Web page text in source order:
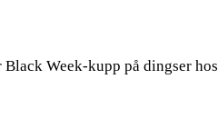
Week-kupp på dingser hos